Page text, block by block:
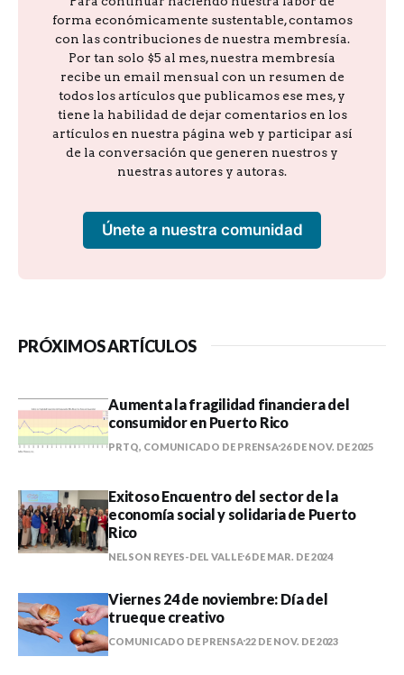
forma económicamente sustentable, contamos
con las contribuciones de nuestra membresía.
Por tan solo $5 al mes, nuestra membresía
recibe un email mensual con un resumen de
todos los artículos que publicamos ese mes, y
tiene la habilidad de dejar comentarios en los
artículos en nuestra página web y participar así
de la conversación que generen nuestros y
nuestras autores y autoras.
Únete a nuestra comunidad
PRÓXIMOS ARTÍCULOS
Aumenta la fragilidad financiera del
consumidor en Puerto Rico
PRTQ, COMUNICADO DE PRENSA 26 DE NOV. DE 2025
Exitoso Encuentro del sector de la
economía social y solidaria de Puerto
Rico
NELSON REYES-DEL VALLE 6 DE MAR. DE 2024
Viernes 24 de noviembre: Día del
trueque creativo
COMUNICADO DE PRENSA 22 DE NOV. DE 2023